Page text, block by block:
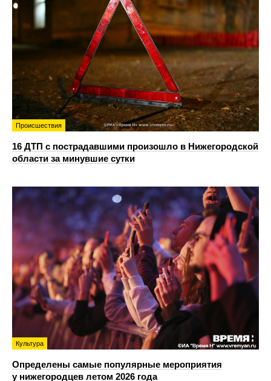
Происшествия
16 ДТП с пострадавшими произошло в Нижегородской
области за минувшие сутки
Культура
Определены самые популярные мероприятия
у нижегородцев летом 2026 года